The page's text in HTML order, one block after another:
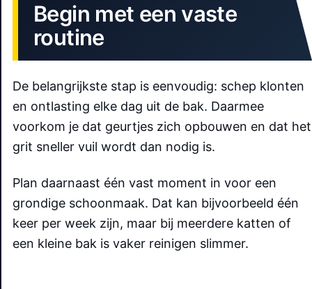
Begin met een vaste
routine
De belangrijkste stap is eenvoudig: schep klonten
en ontlasting elke dag uit de bak. Daarmee
voorkom je dat geurtjes zich opbouwen en dat het
grit sneller vuil wordt dan nodig is.
Plan daarnaast één vast moment in voor een
grondige schoonmaak. Dat kan bijvoorbeeld één
keer per week zijn, maar bij meerdere katten of
een kleine bak is vaker reinigen slimmer.